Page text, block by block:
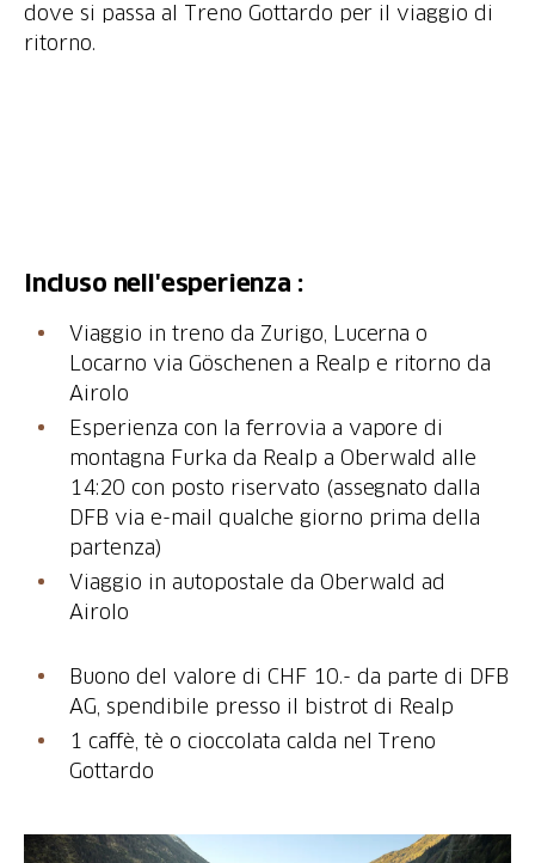
dove si passa al Treno Gottardo per il viaggio di
ritorno.
Incluso nell'esperienza :
Viaggio in treno da Zurigo, Lucerna o
Locarno via Göschenen a Realp e ritorno da
Esperienza con la ferrovia a vapore di
montagna Furka da Realp a Oberwald alle
14:20 con posto riservato (assegnato dalla
DFB via e-mail qualche giorno prima della
Viaggio in autopostale da Oberwald ad
Airolo
Buono del valore di CHF 10.- da parte di DFB
AG, spendibile presso il bistrot di Realp
1 caffè, tè o cioccolata calda nel Treno
Gottardo